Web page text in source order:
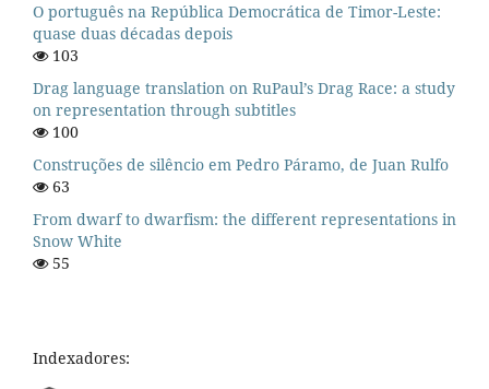
O português na República Democrática de Timor-Leste:
quase duas décadas depois
103
Drag language translation on RuPaul’s Drag Race: a study
on representation through subtitles
100
Construções de silêncio em Pedro Páramo, de Juan Rulfo
63
From dwarf to dwarfism: the different representations in
Snow White
55
Indexadores: